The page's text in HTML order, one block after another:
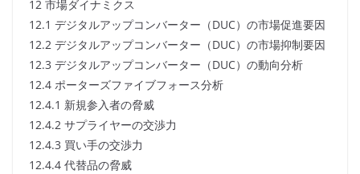
12 市場ダイナミクス
12.1 デジタルアップコンバーター（DUC）の市場促進要因
12.2 デジタルアップコンバーター（DUC）の市場抑制要因
12.3 デジタルアップコンバーター（DUC）の動向分析
12.4 ポーターズファイブフォース分析
12.4.1 新規参入者の脅威
12.4.2 サプライヤーの交渉力
12.4.3 買い手の交渉力
12.4.4 代替品の脅威